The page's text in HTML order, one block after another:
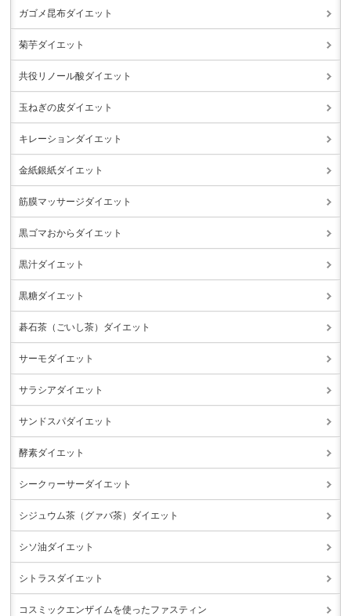
ガゴメ昆布ダイエット
菊芋ダイエット
共役リノール酸ダイエット
玉ねぎの皮ダイエット
キレーションダイエット
金紙銀紙ダイエット
筋膜マッサージダイエット
黒ゴマおからダイエット
黒汁ダイエット
黒糖ダイエット
碁石茶（ごいし茶）ダイエット
サーモダイエット
サラシアダイエット
サンドスパダイエット
酵素ダイエット
シークヮーサーダイエット
シジュウム茶（グァバ茶）ダイエット
シソ油ダイエット
シトラスダイエット
コスミックエンザイムを使ったファスティン